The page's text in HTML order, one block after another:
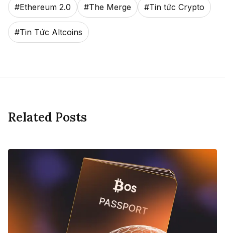
#Ethereum 2.0 #The Merge #Tin tức Crypto
#Tin Tức Altcoins
Related Posts